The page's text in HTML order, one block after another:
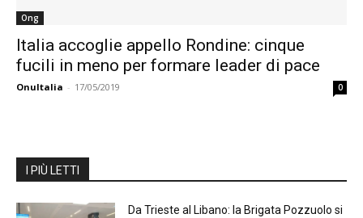
Ong
Italia accoglie appello Rondine: cinque
fucili in meno per formare leader di pace
OnuItalia - 17/05/2019 0
I PIÙ LETTI
Da Trieste al Libano: la Brigata Pozzuolo si